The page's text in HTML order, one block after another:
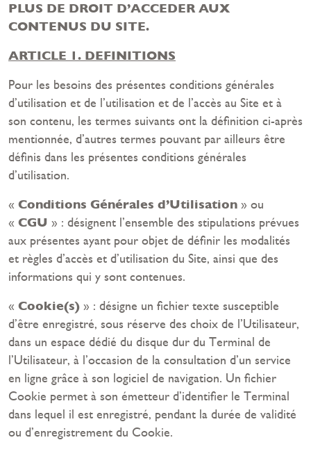
PLUS DE DROIT D’ACCEDER AUX
CONTENUS DU SITE.
ARTICLE 1. DEFINITIONS
Pour les besoins des présentes conditions générales
d’utilisation et de l’utilisation et de l’accès au Site et à
son contenu, les termes suivants ont la définition ci-après
mentionnée, d’autres termes pouvant par ailleurs être
définis dans les présentes conditions générales
d’utilisation.
« Conditions Générales d’Utilisation » ou
« CGU » : désignent l’ensemble des stipulations prévues
aux présentes ayant pour objet de définir les modalités
et règles d’accès et d’utilisation du Site, ainsi que des
informations qui y sont contenues.
« Cookie(s) » : désigne un fichier texte susceptible
d’être enregistré, sous réserve des choix de l’Utilisateur,
dans un espace dédié du disque dur du Terminal de
l’Utilisateur, à l’occasion de la consultation d’un service
en ligne grâce à son logiciel de navigation. Un fichier
Cookie permet à son émetteur d’identifier le Terminal
dans lequel il est enregistré, pendant la durée de validité
ou d’enregistrement du Cookie.